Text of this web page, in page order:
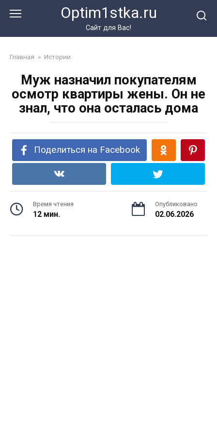
Optim1stka.ru
Сайт для Вас!
Главная » Истории
Муж назначил покупателям
осмотр квартиры жены. Он не
знал, что она осталась дома
Поделиться на Facebook
Время чтения
12 мин.
Опубликовано
02.06.2026